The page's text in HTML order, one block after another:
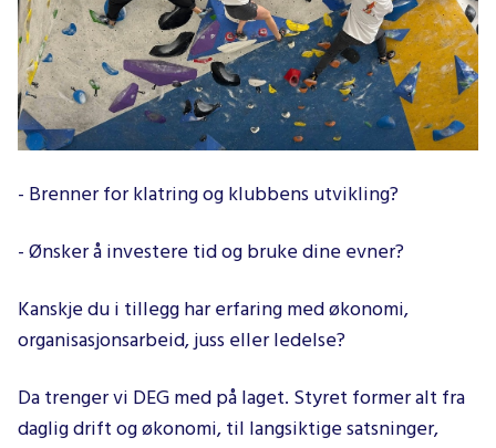
Vi er i utvikling, og nå ser vi etter nye
styremedlemmer som har tid og ønske om å bidra
videre.
Er du en som:
- Brenner for klatring og klubbens utvikling?
- Ønsker å investere tid og bruke dine evner?
Kanskje du i tillegg har erfaring med økonomi,
organisasjonsarbeid, juss eller ledelse?
Da trenger vi DEG med på laget. Styret former alt fra
daglig drift og økonomi, til langsiktige satsninger,